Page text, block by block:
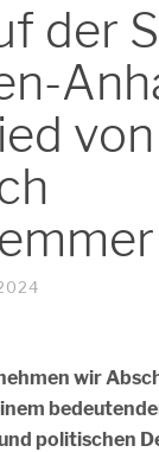
der
von
wir
politischen